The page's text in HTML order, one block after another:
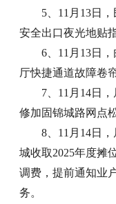
5、11月13日
安全出口夜光地贴
6、11月13日
厅快捷通道故障卷
7、11月14日
修加固锦城路网点
8、11月14日
城收取2025年度摊
调费，提前通知业
务。